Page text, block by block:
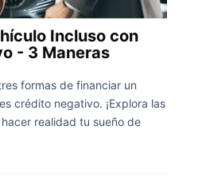
Incluso con
- 3 Maneras
formas de financiar un
crédito negativo. ¡Explora las
realidad tu sueño de